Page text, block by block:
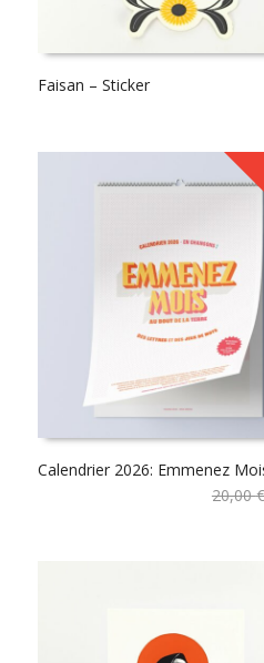
Faisan – Sticker
Calendrier 2026: Emmenez
20,00€